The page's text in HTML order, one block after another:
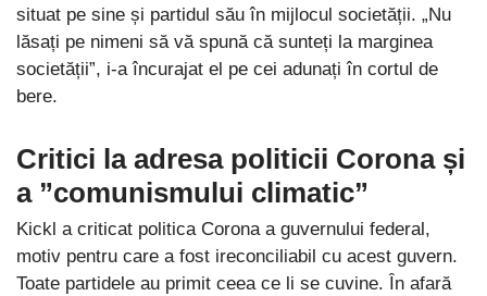
situat pe sine și partidul său în mijlocul societății. „Nu
lăsați pe nimeni să vă spună că sunteți la marginea
societății”, i-a încurajat el pe cei adunați în cortul de
bere.
Critici la adresa politicii Corona și
a ”comunismului climatic”
Kickl a criticat politica Corona a guvernului federal,
motiv pentru care a fost ireconciliabil cu acest guvern.
Toate partidele au primit ceea ce li se cuvine. În afară